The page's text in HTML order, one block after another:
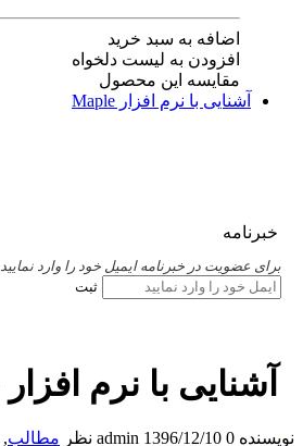
اضافه به سبد خرید
افزودن به لیست دلخواه
مقایسه این محصول
آشنایی با نرم افزار Maple
خبرنامه
برای عضویت در خبرنامه ایمیل خود را وارد نمایید
ثبت
آشنایی با نرم افزار Maple
نویسنده admin 1396/12/10 0 نظر مطالب,